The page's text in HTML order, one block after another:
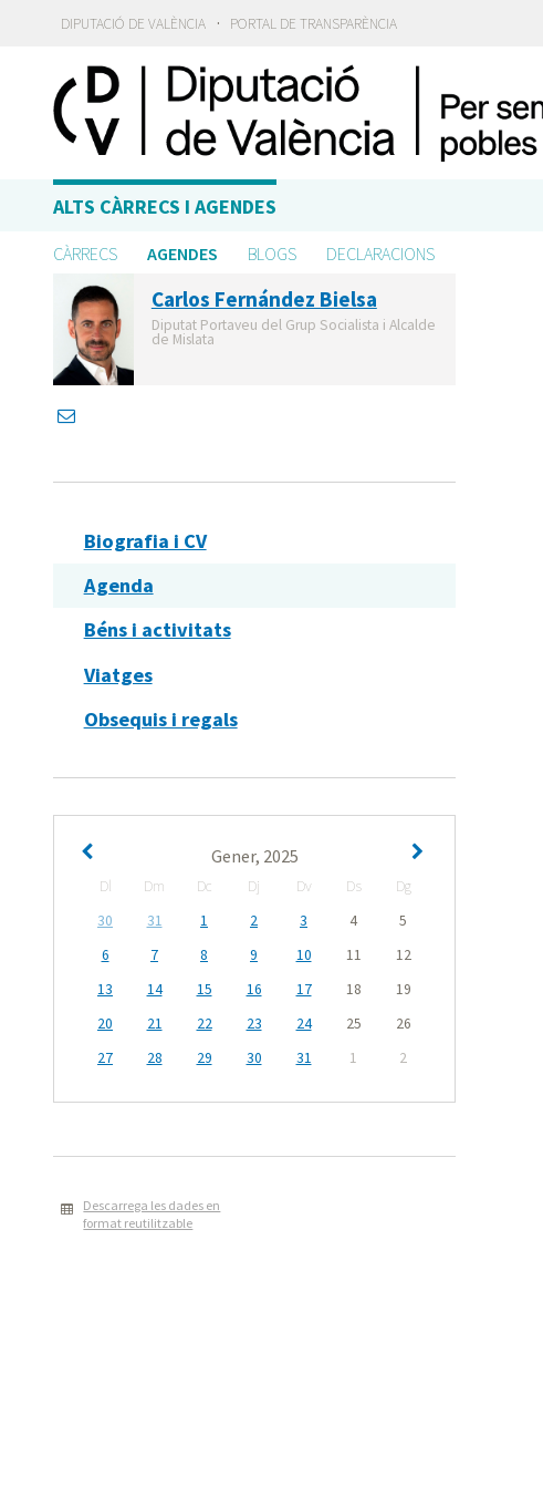
DIPUTACIÓ DE VALÈNCIA · PORTAL DE TRANSPARÈNCIA
ALTS CÀRRECS I AGENDES
CÀRRECS AGENDES BLOGS DECLARACIONS
Carlos Fernández Bielsa
Diputat Portaveu del Grup Socialista i Alcalde
de Mislata
Biografia i CV
Agenda
Béns i activitats
Viatges
Obsequis i regals
Gener, 2025
Dl Dm Dc Dj Dv Ds
Dg
30
31 1 2 3 4
5
6
7 8 9 10 11
12
13
14 15 16 17 18
19
20
21 22 23 24 25
26
27
28 29 30 31 1 2
Descarrega les dades en
format reutilitzable